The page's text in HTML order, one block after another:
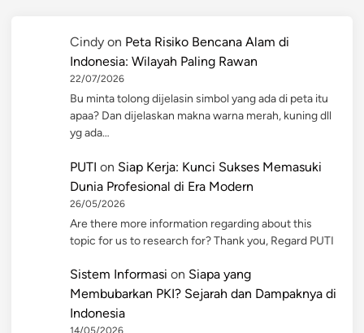
Cindy on Peta Risiko Bencana Alam di
Indonesia: Wilayah Paling Rawan
22/07/2026
Bu minta tolong dijelasin simbol yang ada di peta itu
apaa? Dan dijelaskan makna warna merah, kuning dll
yg ada…
PUTI on Siap Kerja: Kunci Sukses Memasuki
Dunia Profesional di Era Modern
26/05/2026
Are there more information regarding about this
topic for us to research for? Thank you, Regard PUTI
Sistem Informasi on Siapa yang
Membubarkan PKI? Sejarah dan Dampaknya di
Indonesia